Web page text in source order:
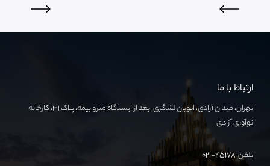
ارتباط با ما
تهران، میدان آزادی، اتوبان لشگری، بعد از ایستگاه مترو بیمه، پلاک ۳۱، کارخانه
نوآوری آزادی
تلفن:۴۵۱۷۸-۰۲۱